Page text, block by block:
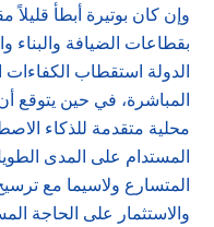
وإن كان بوتيرة أبطأ قليلاً
بقطاعات الضيافة والبناء
الدولة استقطاب الكفاءات
المباشرة، في حين يتوقع
محلية متقدمة للذكاء
المستدام على المدى
المتسارع ولاسيما مع
والاستثمار على الحاجة